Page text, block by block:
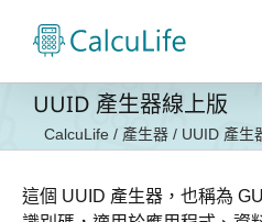
UUID 產生器線上版
CalcuLife / 產生器 / UUID 產生
這個 UUID 產生器，也稱為